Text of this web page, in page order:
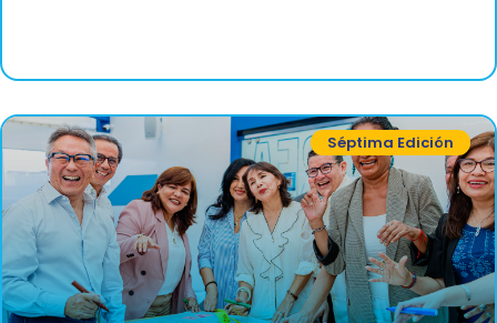
Séptima Edición